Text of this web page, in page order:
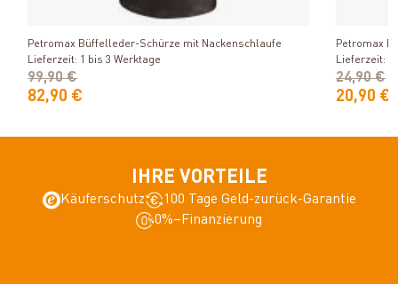
Produkt ansehen
Petromax Büffelleder-Schürze mit Nackenschlaufe
Lieferzeit: 1 bis 3 Werktage
82,90 €
99,90 €
Petromax
Lieferzeit: 1
20,90 €
24,90 €
IHRE VORTEILE
Käuferschutz
100 Tage Geld-zurück-Garantie
0%–Finanzierung